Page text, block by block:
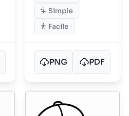
Simple
Facile
PNG PDF